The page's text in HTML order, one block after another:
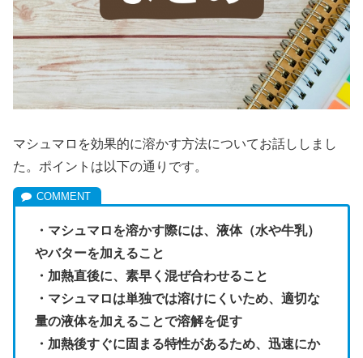
マシュマロを効果的に溶かす方法についてお話ししまし
た。ポイントは以下の通りです。
・マシュマロを溶かす際には、液体（水や牛乳）
やバターを加えること
・加熱直後に、素早く混ぜ合わせること
・マシュマロは単独では溶けにくいため、適切な
量の液体を加えることで溶解を促す
・加熱後すぐに固まる特性があるため、迅速にか